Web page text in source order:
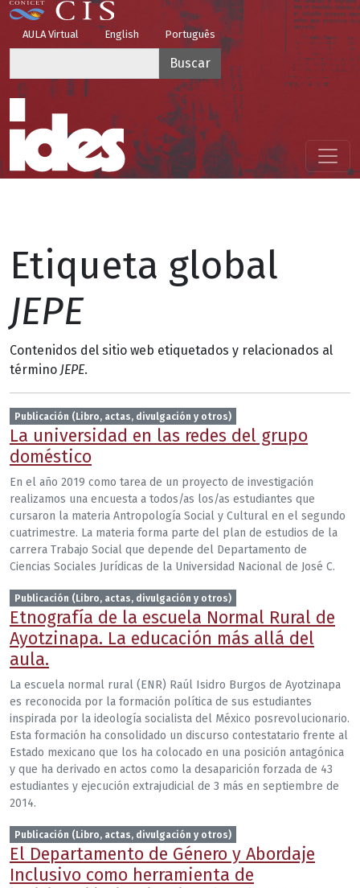
Pasar al contenido principal
Top Menu
AULA Virtual English Português
Menú principal
Etiqueta global
JEPE
Contenidos del sitio web etiquetados y relacionados al
término JEPE.
Publicación (Libro, actas, divulgación y otros)
La universidad en las redes del grupo
doméstico
En el año 2019 como tarea de un proyecto de investigación
realizamos una encuesta a todos/as los/as estudiantes que
cursaron la materia Antropología Social y Cultural en el segundo
cuatrimestre. La materia forma parte del plan de estudios de la
carrera Trabajo Social que depende del Departamento de
Ciencias Sociales Jurídicas de la Universidad Nacional de José C.
Publicación (Libro, actas, divulgación y otros)
Etnografía de la escuela Normal Rural de
Ayotzinapa. La educación más allá del
aula.
La escuela normal rural (ENR) Raúl Isidro Burgos de Ayotzinapa
es reconocida por la formación política de sus estudiantes
inspirada por la ideología socialista del México posrevolucionario.
Esta formación ha consolidado un discurso contestatario frente al
Estado mexicano que los ha colocado en una posición antagónica
y que ha derivado en actos como la desaparición forzada de 43
estudiantes y ejecución extrajudicial de 3 más en septiembre de
2014.
Publicación (Libro, actas, divulgación y otros)
El Departamento de Género y Abordaje
Inclusivo como herramienta de